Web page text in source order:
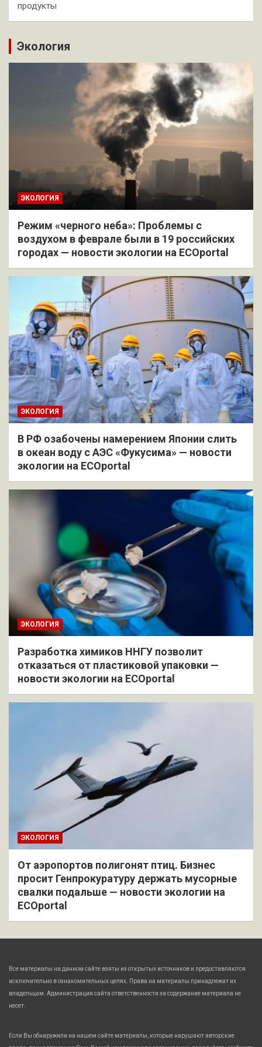
продукты
Экология
ЭКОЛОГИЯ
Режим «черного неба»: Проблемы с
воздухом в феврале были в 19 российских
городах — новости экологии на ECOportal
ЭКОЛОГИЯ
В РФ озабочены намерением Японии слить
в океан воду с АЭС «Фукусима» — новости
экологии на ECOportal
ЭКОЛОГИЯ
Разработка химиков ННГУ позволит
отказаться от пластиковой упаковки —
новости экологии на ECOportal
ЭКОЛОГИЯ
От аэропортов полигонят птиц. Бизнес
просит Генпрокуратуру держать мусорные
свалки подальше — новости экологии на
ECOportal
Все материалы на данном сайте взяты из открытых источников и предоставляются
исключительно в ознакомительных целях. Права на материалы принадлежат их
владельцам. Администрация сайта ответственности за содержание материала не
несет.
Если Вы обнаружили на нашем сайте материалы, которые нарушают авторские